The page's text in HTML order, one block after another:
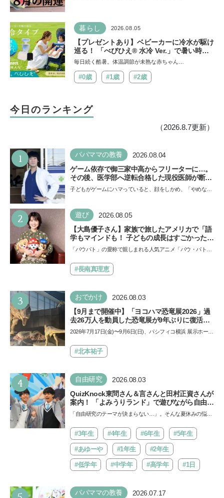
暮らし 2026.08.05
【プレゼントあり】ベビーカーに冷水が駆け
巡る！ 「べびひえ® 水冷 Ver.」で暑い時期
の赤ちゃんのお出かけをサポート
毎日続く酷暑。体温調節が未熟な赤ちゃん…
#0歳 #1歳 #2歳
今日のランキング
（2026.8.7更新）
1 パパママの教養 2026.08.04
ゲーム依存で御三家中高からフリーターに…。
その後、医学部へ逆転合格した現役医師が断言
「ゲームの経験が受験勉強に役立った」そう考
子どもがゲームにハマっていると、顔をしかめ、「やめなさ
い…
2 遊び 2026.08.05
【大島優子さん】家族で旅したアメリカで「語
学もマインドも！ 子どもの成長はすごかった」
声優をつとめた映画『パウ・パトロール ザ・ダ
できると子どもに知ってほしい
「パウパト」の愛称で親しまれる人気アニメ「パウ・パトロ
ザ…#長南真理恵
3 おでかけ 2026.08.03
【9月まで開催中】「ヨコハマ恐竜展2026」過
去26万人を動員した恐竜展が9年ぶりに復活！
夏休みのおでかけで楽しむポイントを完全ガイ
2026年7月17日(金)〜9月6日(日)、パシフィコ横浜 展示ホール
催…#北本祐子
4 自由研究 2026.08.03
QuizKnock東問さん＆言さんと田村正資さんが
案内！ 「よみうりランド」で遊びながら自由研
究が進む期間限定イベントが開催
「自由研究のテーマが決まらない…」。そんな夏休みの悩み
バ!!…
#3年生 #4年生 #6年生 #5年生
#あゆーや #1年生 #2年生
#低学年 #中学年 #高学年 #1日
パパママの教養 2026.07.17